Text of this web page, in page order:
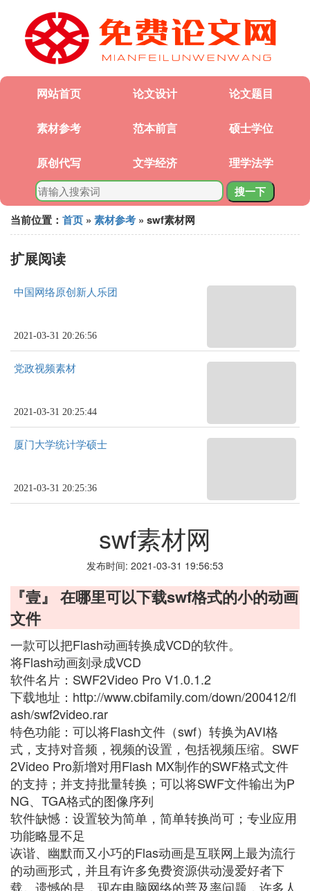
网站首页 论文设计 论文题目
素材参考 范本前言 硕士学位
原创代写 文学经济 理学法学
搜一下
当前位置： 首页 » 素材参考 » swf素材网
扩展阅读
中国网络原创新人乐团
2021-03-31 20:26:56
党政视频素材
2021-03-31 20:25:44
厦门大学统计学硕士
2021-03-31 20:25:36
swf素材网
发布时间: 2021-03-31 19:56:53
『壹』 在哪里可以下载swf格式的小的动画
文件
一款可以把Flash动画转换成VCD的软件。
将Flash动画刻录成VCD
软件名片：SWF2Video Pro V1.0.1.2
下载地址：http://www.cbifamily.com/down/200412/fl
ash/swf2video.rar
特色功能：可以将Flash文件（swf）转换为AVI格
式，支持对音频，视频的设置，包括视频压缩。SWF
2Video Pro新增对用Flash MX制作的SWF格式文件
的支持；并支持批量转换；可以将SWF文件输出为P
NG、TGA格式的图像序列
软件缺憾：设置较为简单，简单转换尚可；专业应用
功能略显不足
诙谐、幽默而又小巧的Flas动画是互联网上最为流行
的动画形式，并且有许多免费资源供动漫爱好者下
载。遗憾的是，现在电脑网络的普及率问题，许多人